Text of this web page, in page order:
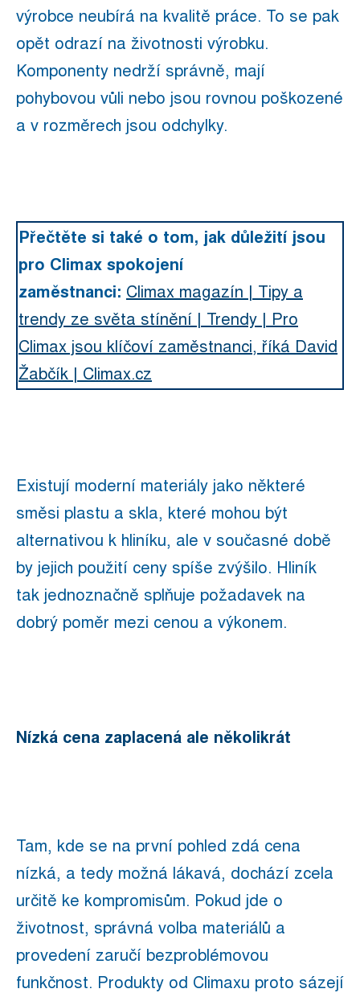
výrobce neubírá na kvalitě práce. To se pak
opět odrazí na životnosti výrobku.
Komponenty nedrží správně, mají
pohybovou vůli nebo jsou rovnou poškozené
a v rozměrech jsou odchylky.
Přečtěte si také o tom, jak důležití jsou
pro Climax spokojení
zaměstnanci: Climax magazín | Tipy a
trendy ze světa stínění | Trendy | Pro
Climax jsou klíčoví zaměstnanci, říká David
Žabčík | Climax.cz
Existují moderní materiály jako některé
směsi plastu a skla, které mohou být
alternativou k hliníku, ale v současné době
by jejich použití ceny spíše zvýšilo. Hliník
tak jednoznačně splňuje požadavek na
dobrý poměr mezi cenou a výkonem.
Nízká cena zaplacená ale několikrát
Tam, kde se na první pohled zdá cena
nízká, a tedy možná lákavá, dochází zcela
určitě ke kompromisům. Pokud jde o
životnost, správná volba materiálů a
provedení zaručí bezproblémovou
funkčnost. Produkty od Climaxu proto sázejí